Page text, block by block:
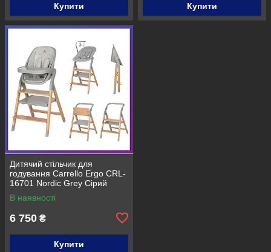
Купити Купити
Дитячий стільчик для
годування Carrello Ergo CRL-
16701 Nordic Grey Сірий
В наявності
6 750 ₴
Купити